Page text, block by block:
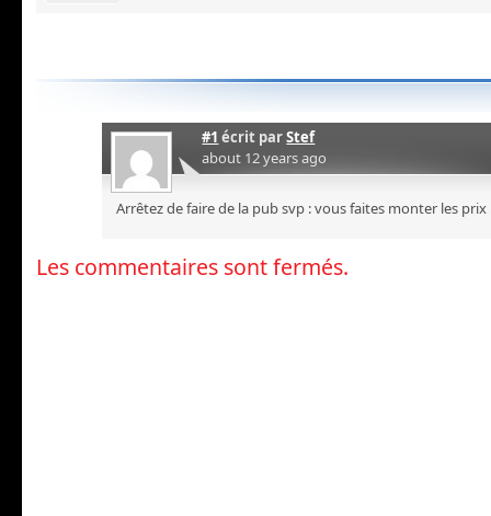
#1 écrit parStef
about 12 years ago
Arrêtez de faire de la pub svp : vous faites monter les prix
Les commentaires sont fermés.